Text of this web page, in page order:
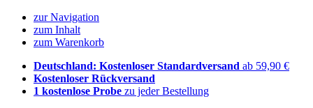
zur Navigation
zum Inhalt
zum Warenkorb
Deutschland: Kostenloser Standardversand ab 59,90 €
Kostenloser Rückversand
1 kostenlose Probe zu jeder Bestellung